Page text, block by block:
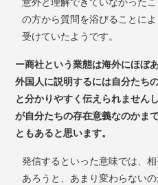
の方から質問を浴びることに
受けていたようです。
ー商社という業態は海外にほぼ
外国人に説明するには自分たち
と分かりやすく伝えられませんし
が自分たちの存在意義なのかま
ともあると思います。
発信するといった意味では、
あろうと、あまり変わらない